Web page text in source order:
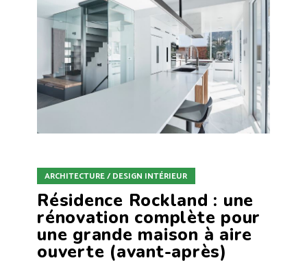
ARCHITECTURE / DESIGN INTÉRIEUR
Résidence Rockland : une
rénovation complète pour
une grande maison à aire
ouverte (avant-après)